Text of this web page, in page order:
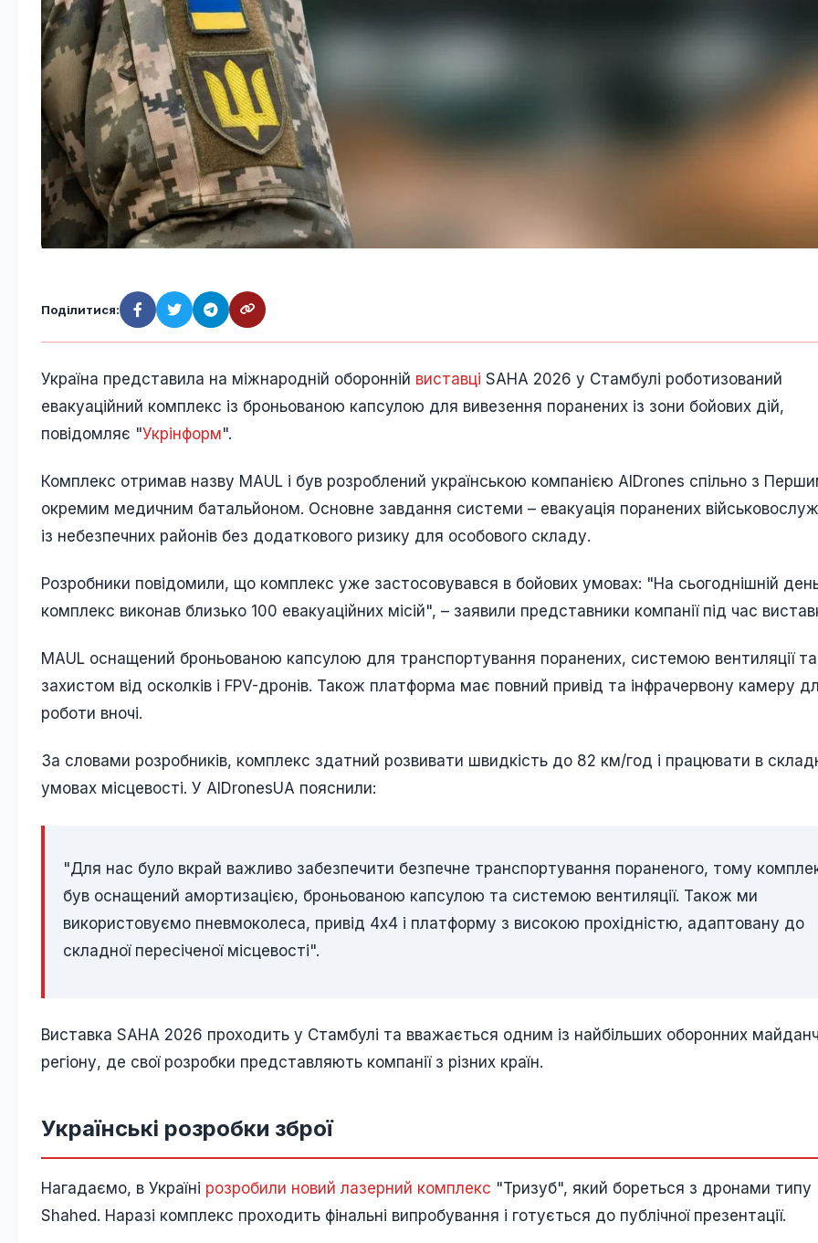
Поділитися:
Україна представила на міжнародній оборонній виставці SAHA 2026 у Стамбулі роботизований
евакуаційний комплекс із броньованою капсулою для вивезення поранених із зони бойових дій,
повідомляє "Укрінформ".
Комплекс отримав назву MAUL і був розроблений українською компанією AIDrones спільно з
окремим медичним батальйоном. Основне завдання системи – евакуація поранених
із небезпечних районів без додаткового ризику для особового складу.
Розробники повідомили, що комплекс уже застосовувався в бойових умовах: "На сьогоднішній
комплекс виконав близько 100 евакуаційних місій", – заявили представники компанії під час
MAUL оснащений броньованою капсулою для транспортування поранених, системою вентиляції та
захистом від осколків і FPV-дронів. Також платформа має повний привід та інфрачервону камеру
роботи вночі.
За словами розробників, комплекс здатний розвивати швидкість до 82 км/год і працювати в
умовах місцевості. У AIDronesUA пояснили:
"Для нас було вкрай важливо забезпечити безпечне транспортування пораненого, тому
був оснащений амортизацією, броньованою капсулою та системою вентиляції. Також ми
використовуємо пневмоколеса, привід 4х4 і платформу з високою прохідністю, адаптовану до
складної пересіченої місцевості".
Виставка SAHA 2026 проходить у Стамбулі та вважається одним із найбільших оборонних
регіону, де свої розробки представляють компанії з різних країн.
Українські розробки зброї
Нагадаємо, в Україні розробили новий лазерний комплекс "Тризуб", який бореться з дронами типу
Shahed. Наразі комплекс проходить фінальні випробування і готується до публічної презентації.